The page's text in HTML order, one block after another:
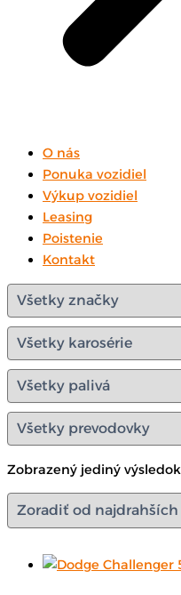
O nás
Ponuka vozidiel
Výkup vozidiel
Leasing
Poistenie
Kontakt
Zobrazený jediný výsledok